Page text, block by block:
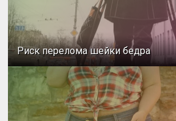
Риск перелома шейки бедра